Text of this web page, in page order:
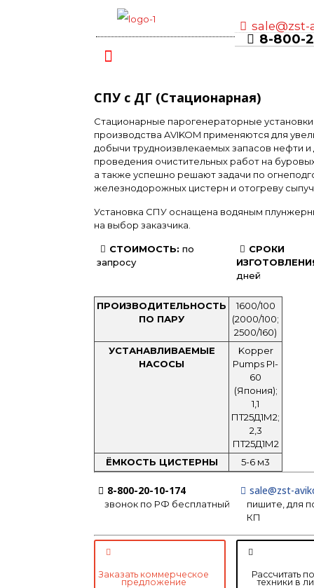
8-800-
СПУ с ДГ (Стационарная)
Стационарные парогенераторные
производства AVIKOM применяются для
добычи трудноизвлекаемых запасов нефти и
проведения очистительных работ на
а также успешно решают задачи по
железнодорожных цистерн и отогреву
Установка СПУ оснащена водяным
на выбор заказчика.
СТОИМОСТЬ: по
запросу
СРОКИ
дней
ПРОИЗВОДИТЕЛЬНОСТЬ
ПО ПАРУ
1600/100
(2000/100;
2500/160)
УСТАНАВЛИВАЕМЫЕ
НАСОСЫ
Kopper
Pumps PI-
60
(Япония);
1,1
ПТ25Д1М2;
2,3
ПТ25Д1М2
ЁМКОСТЬ ЦИСТЕРНЫ
5-6 м3
8-800-20-10-174
звонок по РФ бесплатный
sale@zst-
пишите, для
КП
Заказать коммерческое
предложение
Рассчитать
техники в